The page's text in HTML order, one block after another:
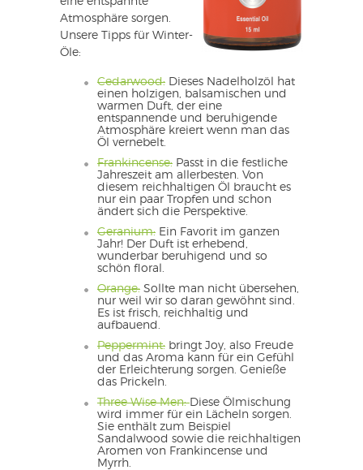
Atmosphäre sorgen.
Unsere Tipps für Winter-
Öle:
Cedarwood: Dieses Nadelholzöl hat
einen holzigen, balsamischen und
warmen Duft, der eine
entspannende und beruhigende
Atmosphäre kreiert wenn man das
Öl vernebelt.
Frankincense: Passt in die festliche
Jahreszeit am allerbesten. Von
diesem reichhaltigen Öl braucht es
nur ein paar Tropfen und schon
ändert sich die Perspektive.
Geranium: Ein Favorit im ganzen
Jahr! Der Duft ist erhebend,
wunderbar beruhigend und so
schön floral.
Orange: Sollte man nicht übersehen,
nur weil wir so daran gewöhnt sind.
Es ist frisch, reichhaltig und
aufbauend.
Peppermint: bringt Joy, also Freude
und das Aroma kann für ein Gefühl
der Erleichterung sorgen. Genieße
das Prickeln.
Three Wise Men:Diese Ölmischung
wird immer für ein Lächeln sorgen.
Sie enthält zum Beispiel
Sandalwood sowie die reichhaltigen
Aromen von Frankincense und
Myrrh.